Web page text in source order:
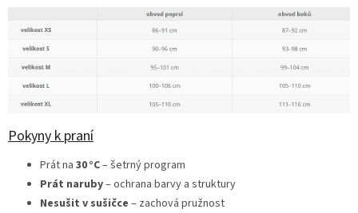
Pokyny k praní
Prát na 30 °C– šetrný program
Prát naruby– ochrana barvy a struktury
Nesušit v sušičce – zachová pružnost